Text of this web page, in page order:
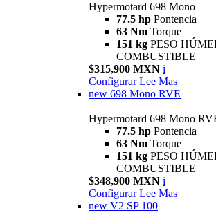
Hypermotard 698 Mono
77.5 hp Pontencia
63 Nm Torque
151 kg PESO
COMBUSTIBLE
$315,900 MXN i
Configurar Lee Mas
new 698 Mono RVE
Hypermotard 698 Mono
77.5 hp Pontencia
63 Nm Torque
151 kg PESO
COMBUSTIBLE
$348,900 MXN i
Configurar Lee Mas
new V2 SP 100